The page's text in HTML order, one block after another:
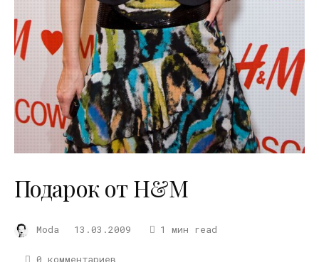
Подарок от H&M
Moda 13.03.2009 1 мин read
0 комментариев